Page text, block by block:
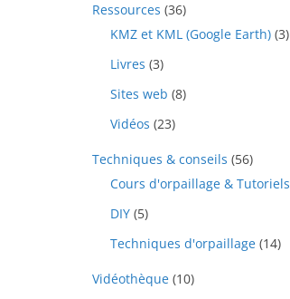
Ressources (36)
KMZ et KML (Google Earth) (3)
Livres (3)
Sites web (8)
Vidéos (23)
Techniques & conseils (56)
Cours d'orpaillage & Tutoriels
DIY (5)
Techniques d'orpaillage (14)
Vidéothèque (10)